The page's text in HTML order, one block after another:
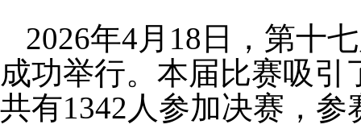
2026年4月 18 日，第十
成功举行。本届比赛吸引
共有1342 人参加决赛，